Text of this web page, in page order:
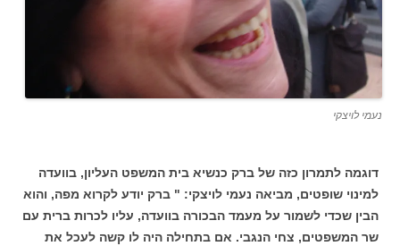
נעמי לויצקי
דוגמה לתמרון כזה של ברק כנשיא בית המשפט העליון, בוועדה
למינוי שופטים, מביאה נעמי לויצקי: " ברק יודע לקרוא מפה, והוא
הבין שכדי לשמור על מעמד הבכורה בוועדה, עליו לכרות ברית עם
שר המשפטים, צחי הנגבי. אם בתחילה היה לו קשה לעכל את